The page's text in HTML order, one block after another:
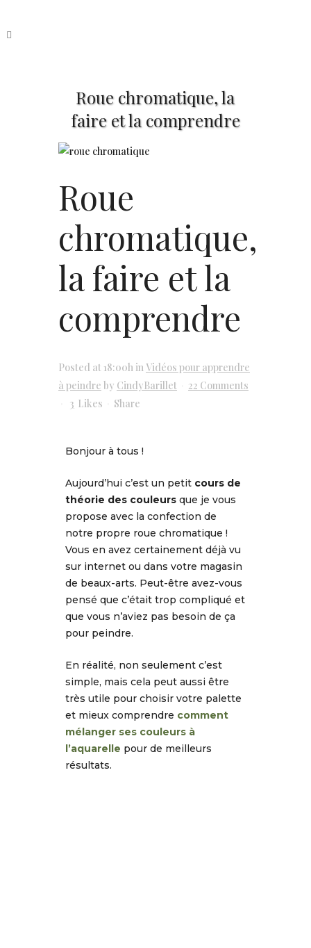
Roue chromatique, la
faire et la comprendre
Roue
chromatique,
la faire et la
comprendre
Posted at 18:00h in Vidéos pour apprendre
à peindre by CindyBarillet
22 Comments
3 Likes Share
Bonjour à tous !
Aujourd’hui c’est un petit cours de
théorie des couleurs que je vous
propose avec la confection de
notre propre roue chromatique !
Vous en avez certainement déjà vu
sur internet ou dans votre magasin
de beaux-arts. Peut-être avez-vous
pensé que c’était trop compliqué et
que vous n’aviez pas besoin de ça
pour peindre.
En réalité, non seulement c’est
simple, mais cela peut aussi être
très utile pour choisir votre palette
et mieux comprendre comment
mélanger ses couleurs à
l’aquarelle pour de meilleurs
résultats.